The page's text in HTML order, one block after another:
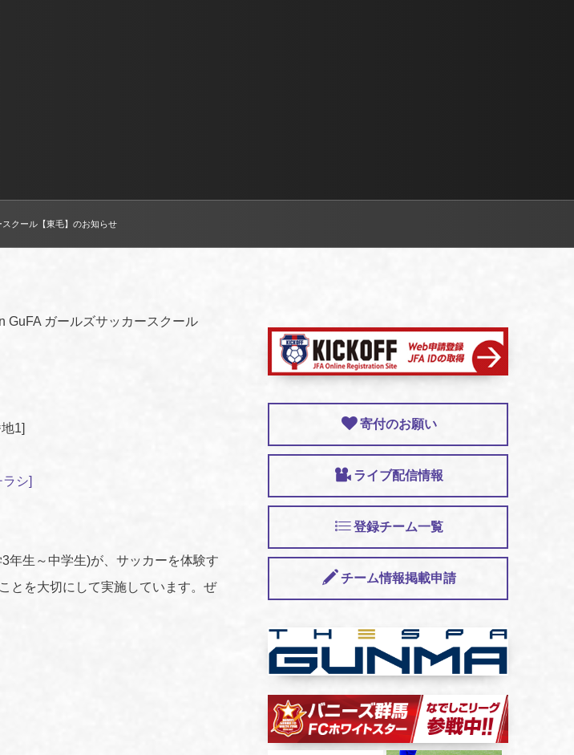
スクール【東毛】のお知らせ
GuFA ガールズサッカースクール
1]
シ]
年生～中学生)が、サッカーを体験す
とを大切にして実施しています。ぜ
寄付のお願い
ライブ配信情報
登録チーム一覧
チーム情報掲載申請